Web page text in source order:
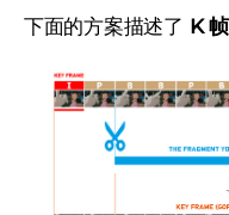
下面的方案描述了 K 帧